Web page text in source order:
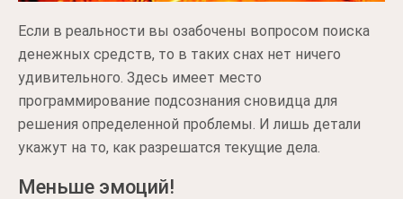
Если в реальности вы озабочены вопросом поиска
денежных средств, то в таких снах нет ничего
удивительного. Здесь имеет место
программирование подсознания сновидца для
решения определенной проблемы. И лишь детали
укажут на то, как разрешатся текущие дела.
Меньше эмоций!